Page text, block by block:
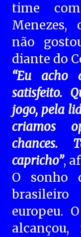
time
não
diante do
“Eu acho
satisfeito.
jogo, pela
criamos
chances.
capricho”,
O sonho
europeu.